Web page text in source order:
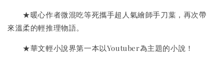
★暖心作者微混吃等死攜手超人氣繪師手刀葉，再次帶
來溫柔的輕推理物語。
★華文輕小說界第一本以Youtuber為主題的小說！